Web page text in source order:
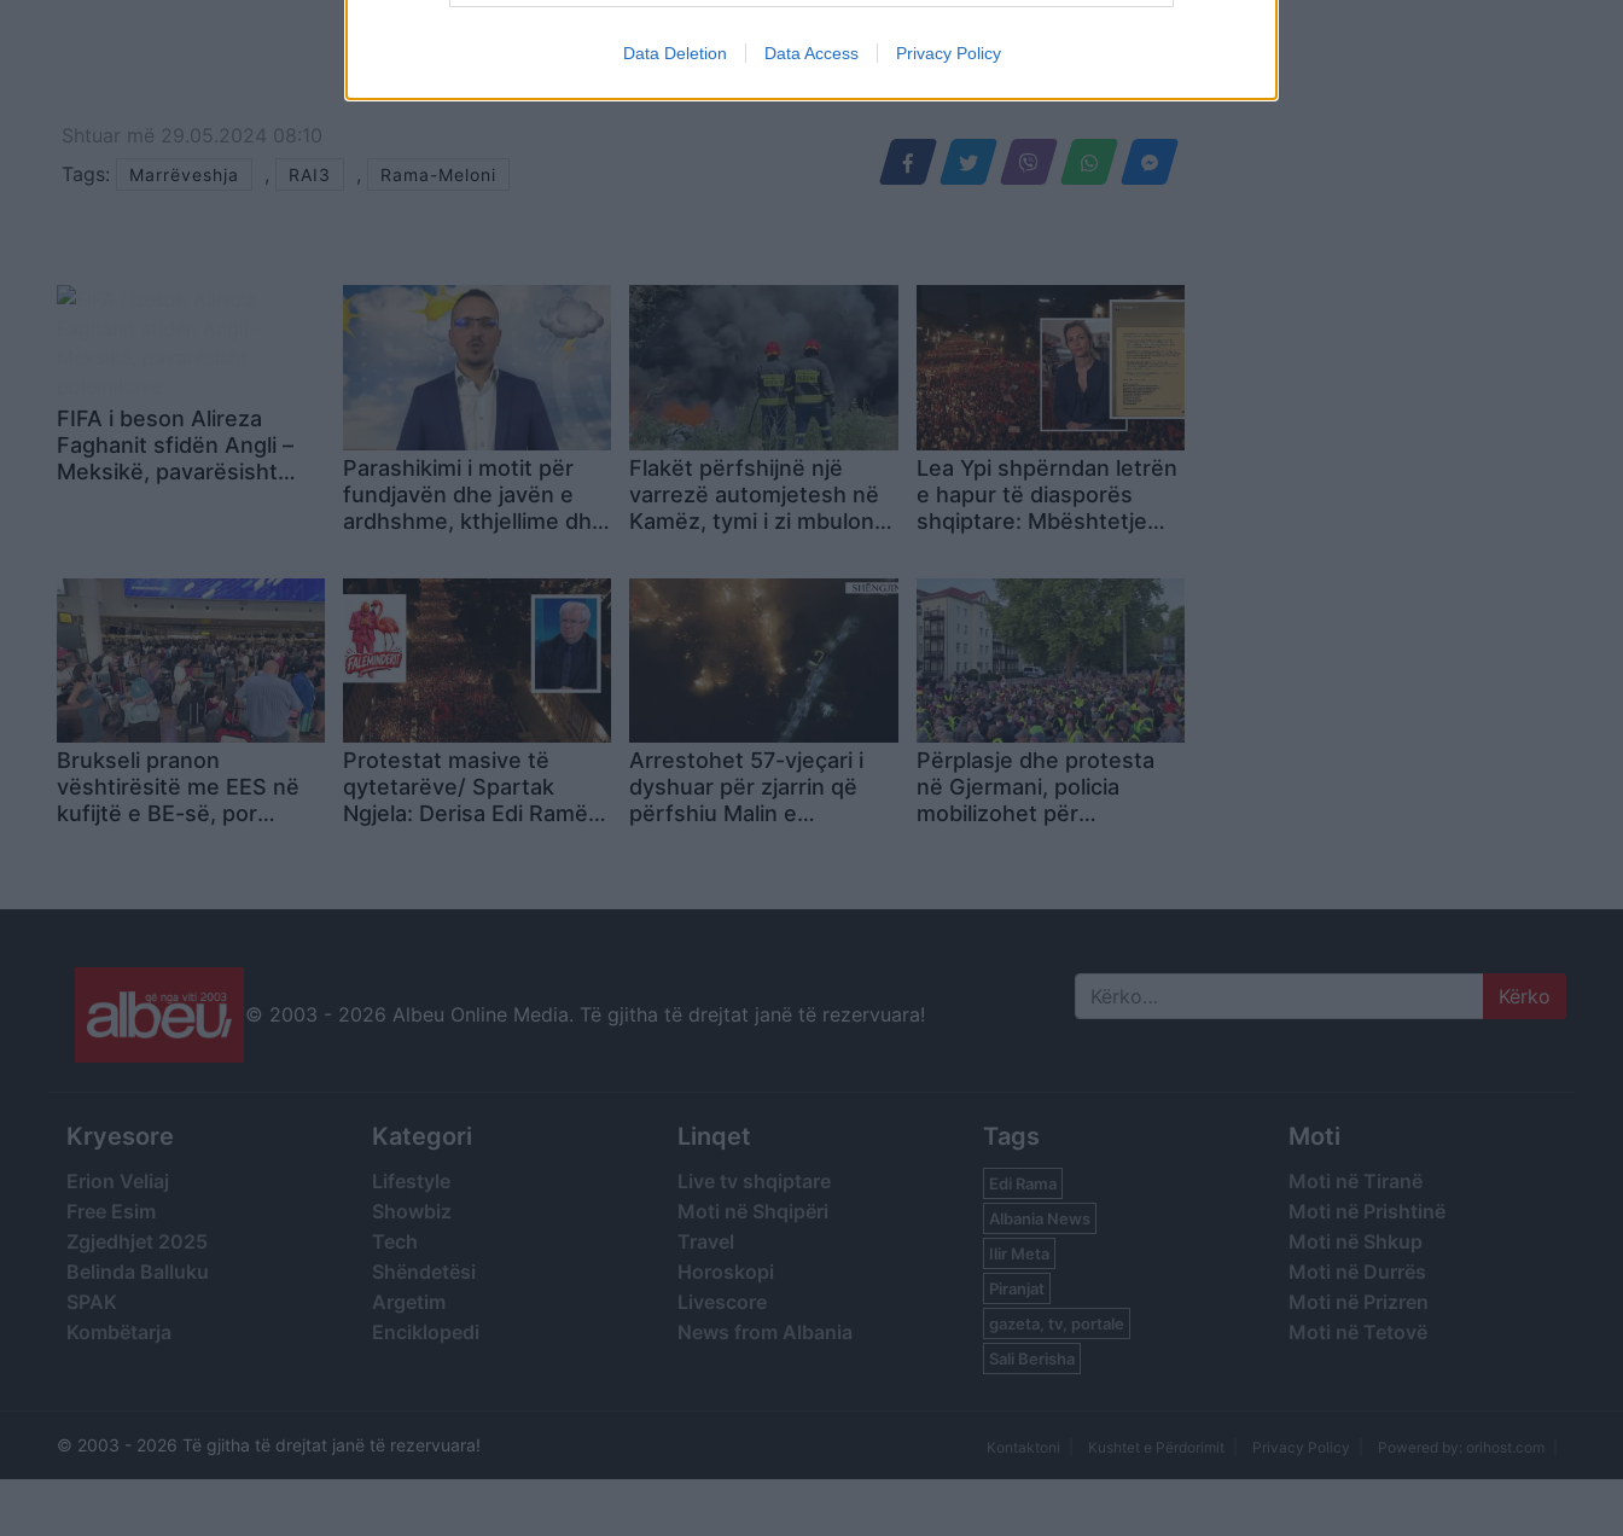
Data Deletion Data Access Privacy Policy
Shtuar më 29.05.2024 08:10
Tags:
Marrëveshja , RAI3 , Rama-Meloni
FIFA i beson Alireza
Faghanit sfidën Angli –
Meksikë, pavarësisht
Parashikimi i motit për
fundjavën dhe javën e
ardhshme, kthjellime dhe
vend
Flakët përfshijnë një
varrezë automjetesh në
Kamëz, tymi i zi mbulon
Lea Ypi shpërndan letrën
e hapur të diasporës
shqiptare: Mbështetje
transparencë dhe
llogaridhënie nga qeveria
Brukseli pranon
vështirësitë me EES në
kufijtë e BE-së, por
Protestat masive të
qytetarëve/ Spartak
Ngjela: Derisa Edi Ramën
Arrestohet 57-vjeçari i
dyshuar për zjarrin që
përfshiu Malin e
Përplasje dhe protesta
në Gjermani, policia
mobilizohet për
© 2003 - 2026 Albeu Online Media. Të gjitha të drejtat janë të rezervuara! Search
Kryesore
Erion Veliaj
Free Esim
Zgjedhjet 2025
Belinda Balluku
SPAK
Kombëtarja
Kategori
Lifestyle
Showbiz
Tech
Shëndetësi
Argetim
Enciklopedi
Linqet
Live tv shqiptare
Moti në Shqipëri
Travel
Horoskopi
Livescore
News from Albania
Tags
Edi Rama
Albania News
Ilir Meta
Piranjat
gazeta, tv, portale
Sali Berisha
Moti
Moti në Tiranë
Moti në Prishtinë
Moti në Shkup
Moti në Durrës
Moti në Prizren
Moti në Tetovë
© 2003 - 2026 Të gjitha të drejtat janë të rezervuara! Kontaktoni Kushtet e Përdorimit Privacy Policy Powered by: orihost.com